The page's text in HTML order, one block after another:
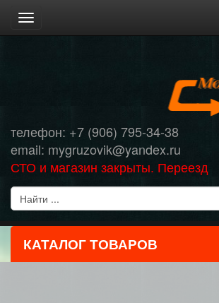
Toggle
navigation
телефон: +7 (906) 795-34-38
email: mygruzovik@yandex.ru
СТО и магазин закрыты. Переезд
КАТАЛОГ ТОВАРОВ